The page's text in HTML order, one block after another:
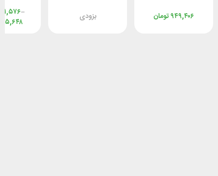
توان 100 وات
تومان۹۴۹,۴۰۶
وات
بزودی وات طول 1.2–